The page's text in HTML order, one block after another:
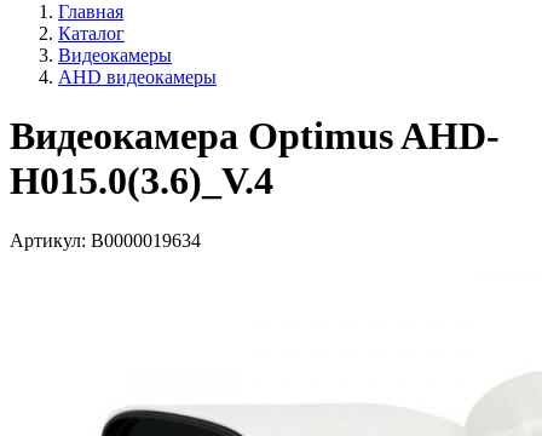
Главная
Каталог
Видеокамеры
AHD видеокамеры
Видеокамера Optimus AHD-
H015.0(3.6)_V.4
Артикул: В0000019634